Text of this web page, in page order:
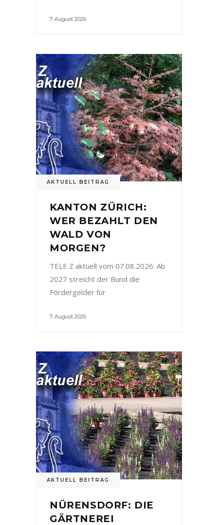
7. August 2026
AKTUELL BEITRAG
KANTON ZÜRICH:
WER BEZAHLT DEN
WALD VON
MORGEN?
TELE Z aktuell vom 07.08.2026: Ab
2027 streicht der Bund die
Fördergelder für
7. August 2026
AKTUELL BEITRAG
NÜRENSDORF: DIE
GÄRTNEREI